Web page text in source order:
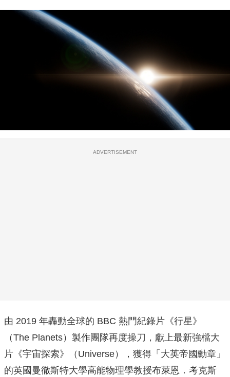
ADVERTISEMENT
由 2019 年轟動全球的 BBC 熱門紀錄片《行星》
（The Planets）製作團隊再度操刀，獻上最新強檔大
片《宇宙探索》（Universe），獲得「大英帝國勳章」
的英國曼徹斯特大學高能物理學教授布萊恩．考克斯